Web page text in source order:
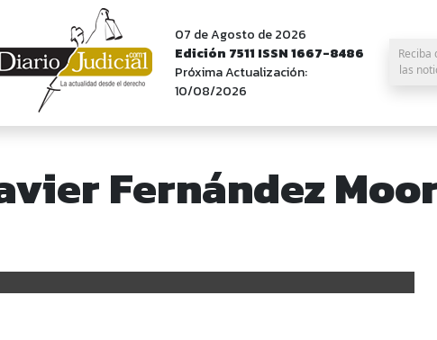
07 de Agosto de 2026
Edición 7511 ISSN 1667-8486
Próxima Actualización:
10/08/2026
las
Fernández